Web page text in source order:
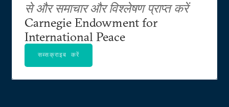
से और समाचार और विश्लेषण प्राप्त करें
Carnegie Endowment for
International Peace
सब्सक्राइब करें